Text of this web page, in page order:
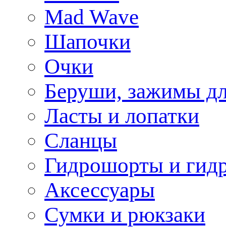
Mad Wave
Шапочки
Очки
Беруши, зажимы
Ласты и лопатки
Сланцы
Гидрошорты и
Аксессуары
Сумки и рюкзаки